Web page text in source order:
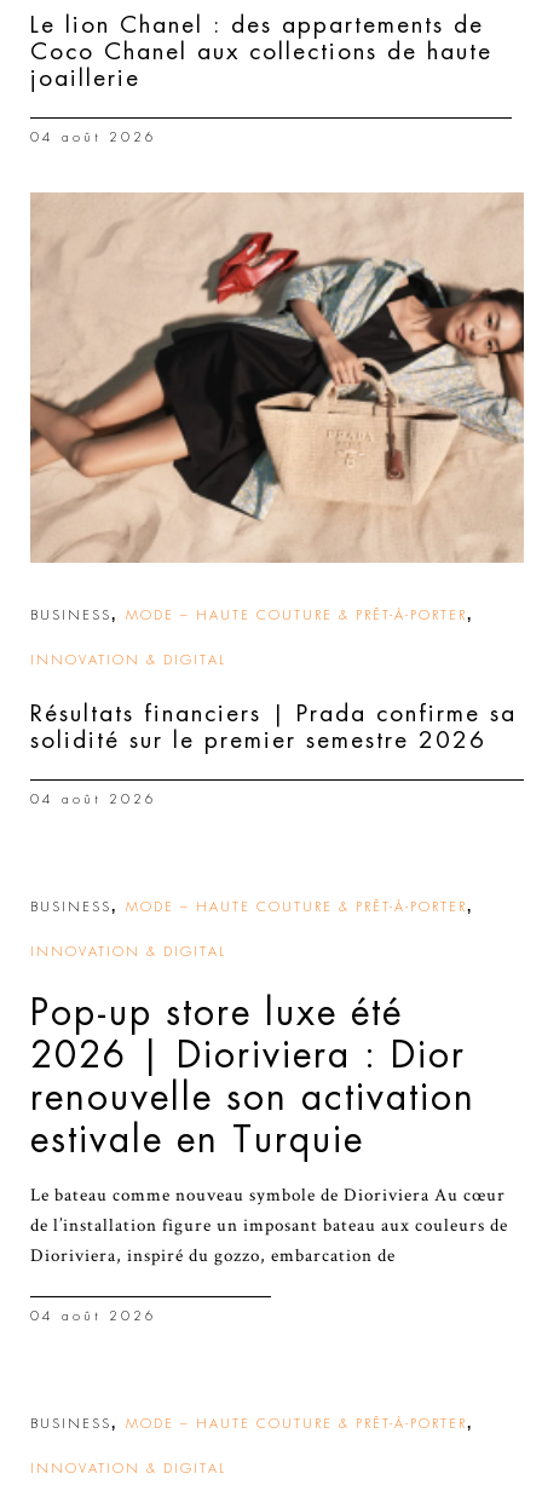
Le lion Chanel : des appartements de
Coco Chanel aux collections de haute
joaillerie
04 août 2026
BUSINESS, MODE – HAUTE COUTURE & PRÊT-À-PORTER,
INNOVATION & DIGITAL
Résultats financiers | Prada confirme sa
solidité sur le premier semestre 2026
04 août 2026
BUSINESS, MODE – HAUTE COUTURE & PRÊT-À-PORTER,
INNOVATION & DIGITAL
Pop-up store luxe été
2026 | Dioriviera : Dior
renouvelle son activation
estivale en Turquie
Le bateau comme nouveau symbole de Dioriviera Au cœur
de l’installation figure un imposant bateau aux couleurs de
Dioriviera, inspiré du gozzo, embarcation de
04 août 2026
BUSINESS, MODE – HAUTE COUTURE & PRÊT-À-PORTER,
INNOVATION & DIGITAL